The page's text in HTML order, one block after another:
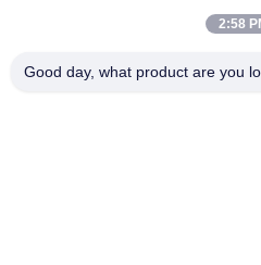
Le Portable 47 mètre le camion
2:58
Good day, what product are you